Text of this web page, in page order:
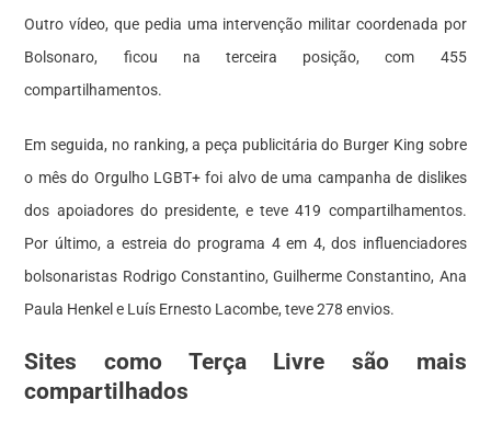
Outro vídeo, que pedia uma intervenção militar coordenada por
Bolsonaro, ficou na terceira posição, com 455
compartilhamentos.
Em seguida, no ranking, a peça publicitária do Burger King sobre
o mês do Orgulho LGBT+ foi alvo de uma campanha de dislikes
dos apoiadores do presidente, e teve 419 compartilhamentos.
Por último, a estreia do programa 4 em 4, dos influenciadores
bolsonaristas Rodrigo Constantino, Guilherme Constantino, Ana
Paula Henkel e Luís Ernesto Lacombe, teve 278 envios.
Sites como Terça Livre são mais
compartilhados